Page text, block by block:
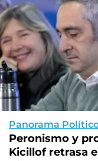
Panorama
Peronismo y
Kicillof retrasa